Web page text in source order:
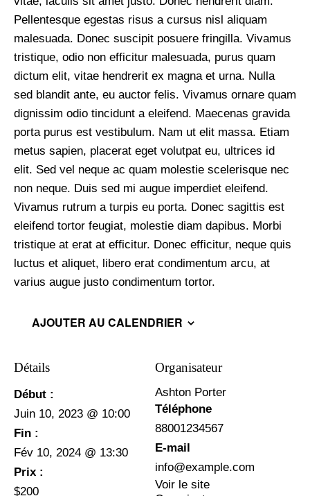
Pellentesque egestas risus a cursus nisl aliquam
malesuada. Donec suscipit posuere fringilla. Vivamus
tristique, odio non efficitur malesuada, purus quam
dictum elit, vitae hendrerit ex magna et urna. Nulla
sed blandit ante, eu auctor felis. Vivamus ornare quam
dignissim odio tincidunt a eleifend. Maecenas gravida
porta purus est vestibulum. Nam ut elit massa. Etiam
metus sapien, placerat eget volutpat eu, ultrices id
elit. Sed vel neque ac quam molestie scelerisque nec
non neque. Duis sed mi augue imperdiet eleifend.
Vivamus rutrum a turpis eu porta. Donec sagittis est
eleifend tortor feugiat, molestie diam dapibus. Morbi
tristique at erat at efficitur. Donec efficitur, neque quis
luctus et aliquet, libero erat condimentum arcu, at
varius augue justo condimentum tortor.
AJOUTER AU CALENDRIER
Détails
Début :
Juin 10, 2023 @ 10:00
Fin :
Fév 10, 2024 @ 13:30
Prix :
$200
Organisateur
Ashton Porter
Téléphone
88001234567
E-mail
info@example.com
Voir le site